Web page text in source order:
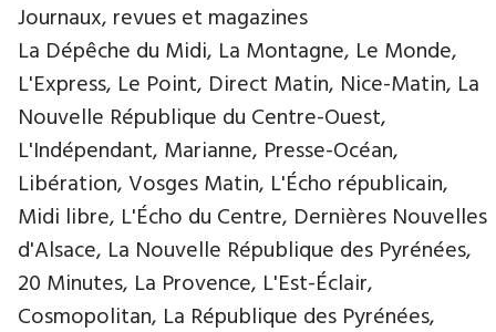
Journaux, revues et magazines
La Dépêche du Midi, La Montagne, Le Monde,
L'Express, Le Point, Direct Matin, Nice-Matin, La
Nouvelle République du Centre-Ouest,
L'Indépendant, Marianne, Presse-Océan,
Libération, Vosges Matin, L'Écho républicain,
Midi libre, L'Écho du Centre, Dernières Nouvelles
d'Alsace, La Nouvelle République des Pyrénées,
20 Minutes, La Provence, L'Est-Éclair,
Cosmopolitan, La République des Pyrénées,